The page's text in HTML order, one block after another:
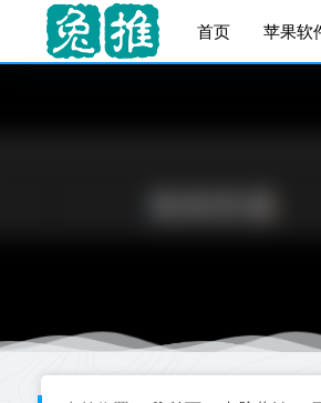
首页 苹果软